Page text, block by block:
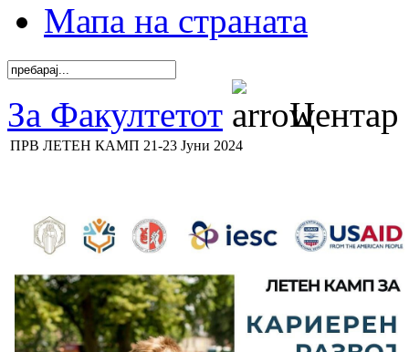
Мапа на страната
За Факултетот Центар
ПРВ ЛЕТЕН КАМП 21-23 Јуни 2024